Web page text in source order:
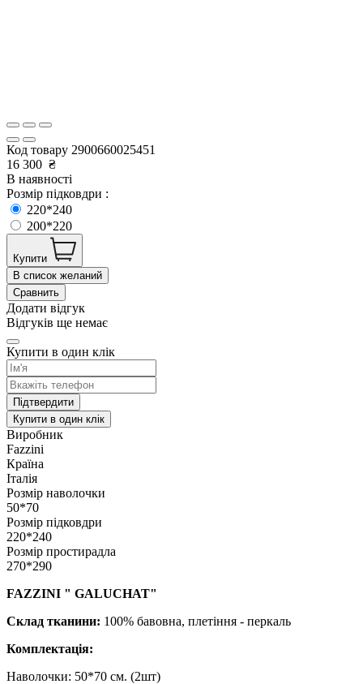
Код товару 2900660025451
16 300 ₴
В наявності
Розмір підковдри :
220*240
200*220
Купити
В список желаний
Сравнить
Додати відгук
Відгуків ще немає
Купити в один клік
Підтвердити
Купити в один клік
Виробник
Fazzini
Країна
Італія
Розмір наволочки
50*70
Розмір підковдри
220*240
Розмір простирадла
270*290
FAZZINI " GALUCHAT​​​​​​​"
Склад тканини: 100% бавовна, плетіння - перкаль
Комплектація:
Наволочки: 50*70 см. (2шт)